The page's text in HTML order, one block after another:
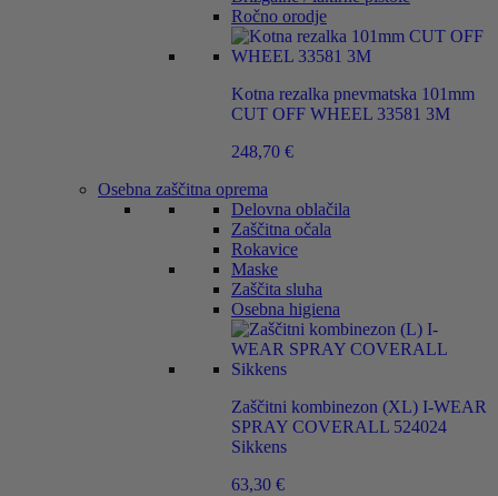
Ročno orodje
Kotna rezalka pnevmatska 101mm
CUT OFF WHEEL 33581 3M
248,70 €
Osebna zaščitna oprema
Delovna oblačila
Zaščitna očala
Rokavice
Maske
Zaščita sluha
Osebna higiena
Zaščitni kombinezon (XL) I-WEAR
SPRAY COVERALL 524024
Sikkens
63,30 €